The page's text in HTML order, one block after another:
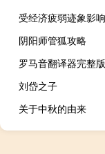
阴阳师管狐攻略
刘岱之子
关于中秋的由来